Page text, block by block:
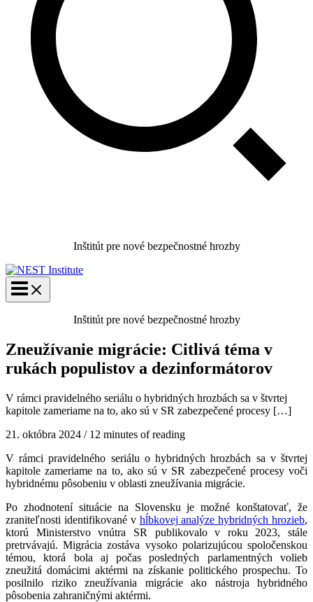
Inštitút pre nové bezpečnostné hrozby
Inštitút pre nové bezpečnostné hrozby
Zneužívanie migrácie: Citlivá téma v
rukách populistov a dezinformátorov
V rámci pravidelného seriálu o hybridných hrozbách sa v štvrtej
kapitole zameriame na to, ako sú v SR zabezpečené procesy […]
21. októbra 2024 / 12 minutes of reading
V rámci pravidelného seriálu o hybridných hrozbách sa v štvrtej
kapitole zameriame na to, ako sú v SR zabezpečené procesy voči
hybridnému pôsobeniu v oblasti zneužívania migrácie.
Po zhodnotení situácie na Slovensku je možné konštatovať, že
zraniteľnosti identifikované v hĺbkovej analýze hybridných hrozieb,
ktorú Ministerstvo vnútra SR publikovalo v roku 2023, stále
pretrvávajú. Migrácia zostáva vysoko polarizujúcou spoločenskou
témou, ktorá bola aj počas posledných parlamentných volieb
zneužitá domácimi aktérmi na získanie politického prospechu. To
posilnilo riziko zneužívania migrácie ako nástroja hybridného
pôsobenia zahraničnými aktérmi.